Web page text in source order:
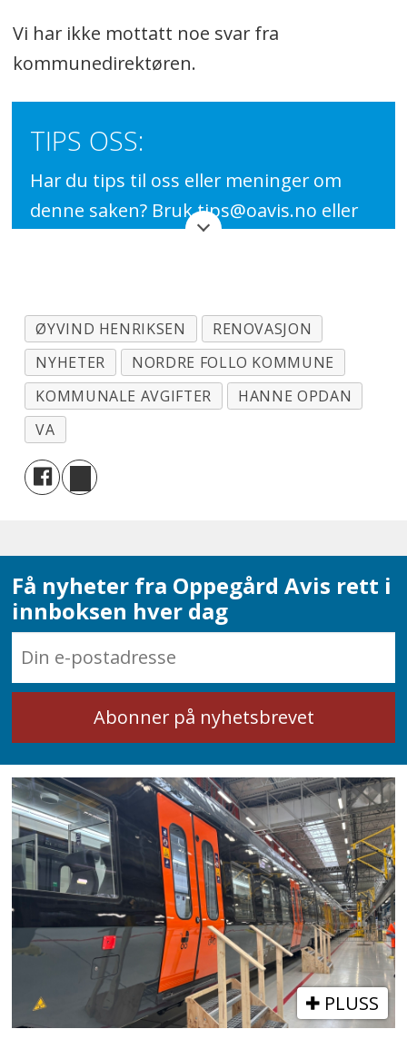
Vi har ikke mottatt noe svar fra
kommunedirektøren.
TIPS OSS:
Har du tips til oss eller meninger om
denne saken? Bruk tips@oavis.no eller
ØYVIND HENRIKSEN
RENOVASJON
NYHETER
NORDRE FOLLO KOMMUNE
KOMMUNALE AVGIFTER
HANNE OPDAN
VA
Få nyheter fra Oppegård Avis rett i
innboksen hver dag
PLUSS